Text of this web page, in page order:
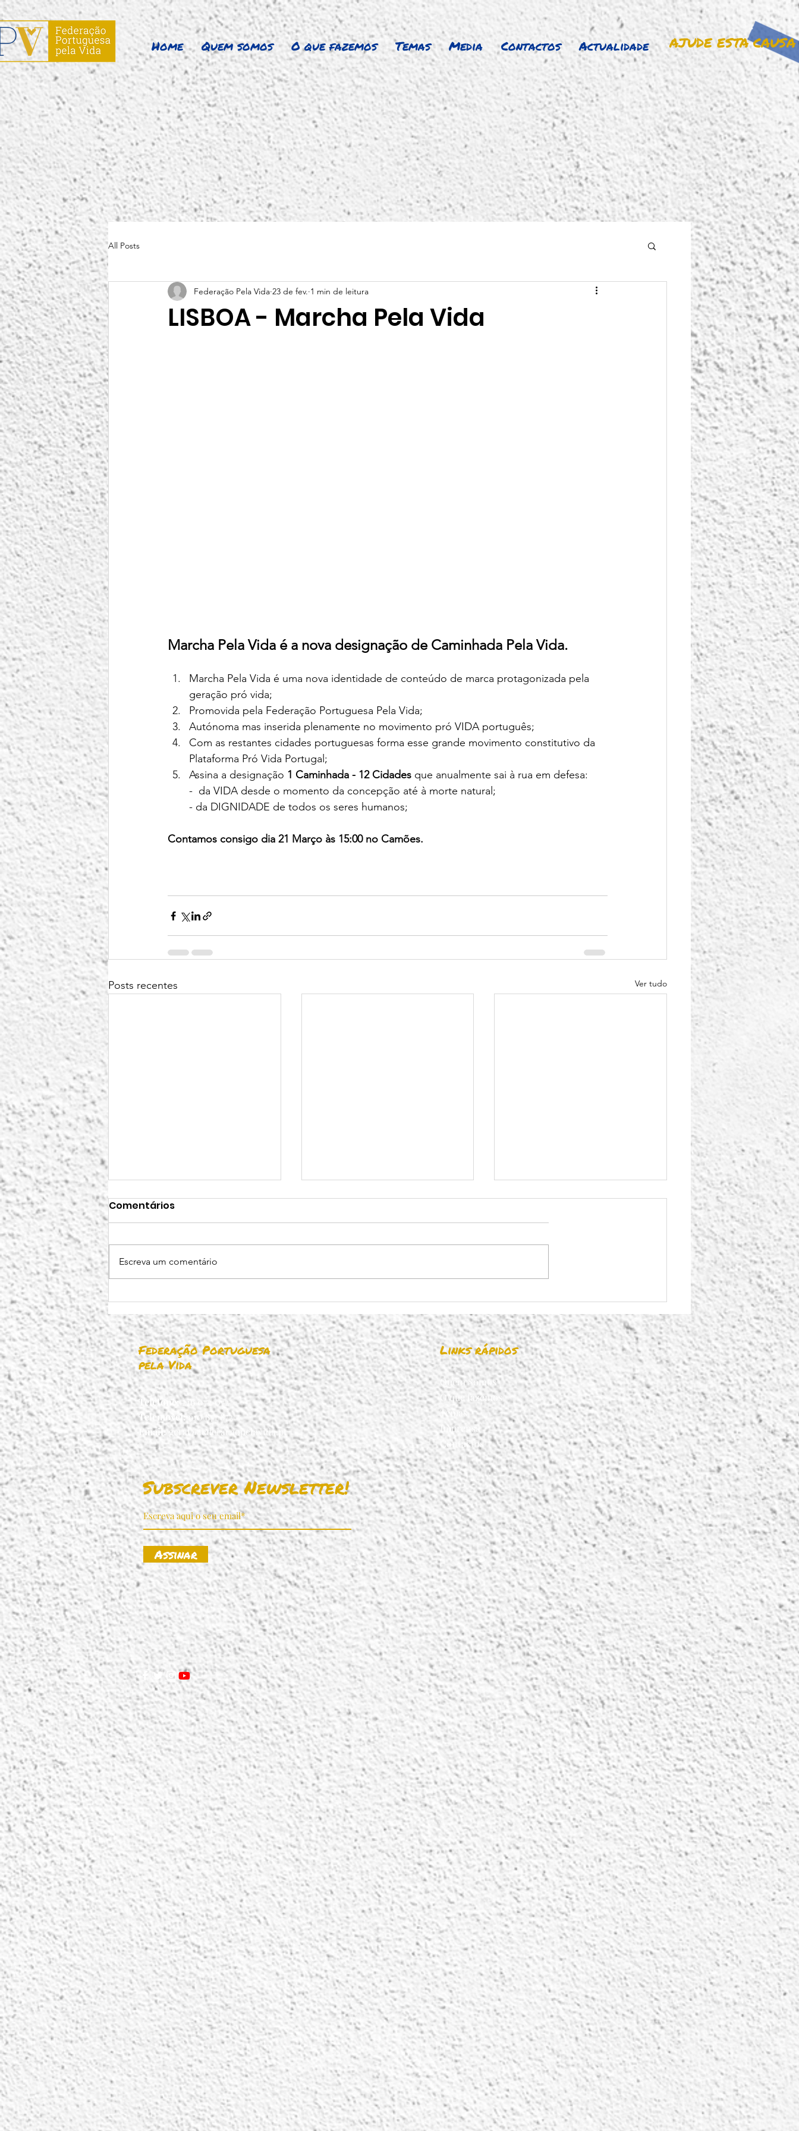
Home Quem somos O que fazemos Temas Media Contactos Actualidade AJUDE ESTA CAUSA
All Posts
LISBOA - Marcha Pela Vida
Federação Pela Vida 23 de fev. 1 min de leitura
Marcha Pela Vida é a nova designação de Caminhada Pela Vida.
Marcha Pela Vida é uma nova identidade de conteúdo de marca protagonizada pela
geração pró vida;
Promovida pela Federação Portuguesa Pela Vida;
Autónoma mas inserida plenamente no movimento pró VIDA português;
Com as restantes cidades portuguesas forma esse grande movimento constitutivo da
Plataforma Pró Vida Portugal;
Assina a designação 1 Caminhada - 12 Cidades que anualmente sai à rua em defesa:
-  da VIDA desde o momento da concepção até à morte natural;
- da DIGNIDADE de todos os seres humanos;
Contamos consigo dia 21 Março às 15:00 no Camões.
Posts recentes Ver tudo
‘QUO VADIS, HUMANITAS":
a última entrada da
rubrica ‘Sabes, leitor, que
estamos ambos na
mesma página’*
IRS: último dia para
A missão da Federação
promovendo a dignidade da
mulher, o apoio à maternidade e
a proteção da família. A Fede
28 de Junho de 1998: um
dia para não esquecer
Comentários
Escreva um comentário
Federação Portuguesa
pela Vida
Telefone:216 072 072
Telemovel: 910 871 873
Email: geral@federacaopelavida.pt
Links rápidos
Quem Somos
O que fazemos
Temas
Imprensa
Contactos
Subscrever Newsletter!
Assinar